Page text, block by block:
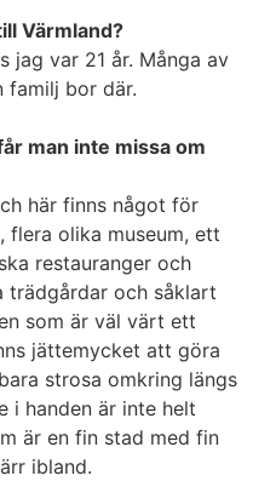
Värmland?
jag var 21 år. Många av
familj bor där.
man inte missa om
här finns något för
flera olika museum, ett
restauranger och
trädgårdar och såklart
som är väl värt ett
jättemycket att göra
strosa omkring längs
i handen är inte helt
är en fin stad med fin
ibland.